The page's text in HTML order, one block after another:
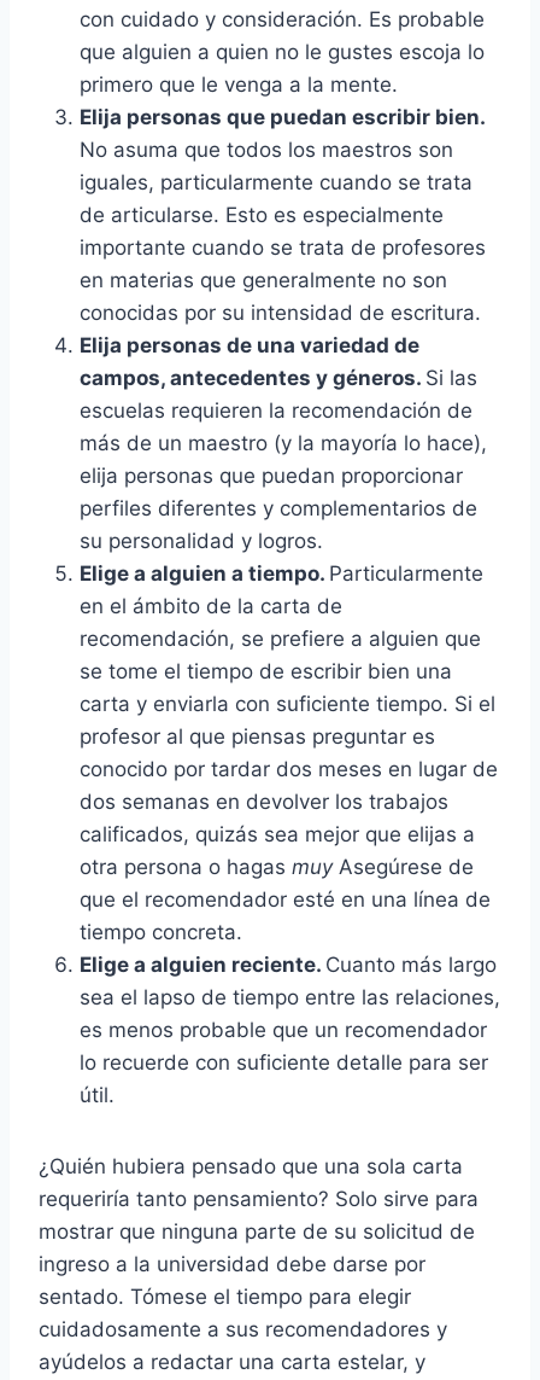
con cuidado y consideración. Es probable
que alguien a quien no le gustes escoja lo
primero que le venga a la mente.
Elija personas que puedan escribir bien.
No asuma que todos los maestros son
iguales, particularmente cuando se trata
de articularse. Esto es especialmente
importante cuando se trata de profesores
en materias que generalmente no son
conocidas por su intensidad de escritura.
Elija personas de una variedad de
campos, antecedentes y géneros. Si las
escuelas requieren la recomendación de
más de un maestro (y la mayoría lo hace),
elija personas que puedan proporcionar
perfiles diferentes y complementarios de
su personalidad y logros.
Elige a alguien a tiempo. Particularmente
en el ámbito de la carta de
recomendación, se prefiere a alguien que
se tome el tiempo de escribir bien una
carta y enviarla con suficiente tiempo. Si el
profesor al que piensas preguntar es
conocido por tardar dos meses en lugar de
dos semanas en devolver los trabajos
calificados, quizás sea mejor que elijas a
otra persona o hagas muyAsegúrese de
que el recomendador esté en una línea de
tiempo concreta.
Elige a alguien reciente. Cuanto más largo
sea el lapso de tiempo entre las relaciones,
es menos probable que un recomendador
lo recuerde con suficiente detalle para ser
útil.
¿Quién hubiera pensado que una sola carta
requeriría tanto pensamiento? Solo sirve para
mostrar que ninguna parte de su solicitud de
ingreso a la universidad debe darse por
sentado. Tómese el tiempo para elegir
cuidadosamente a sus recomendadores y
ayúdelos a redactar una carta estelar, y